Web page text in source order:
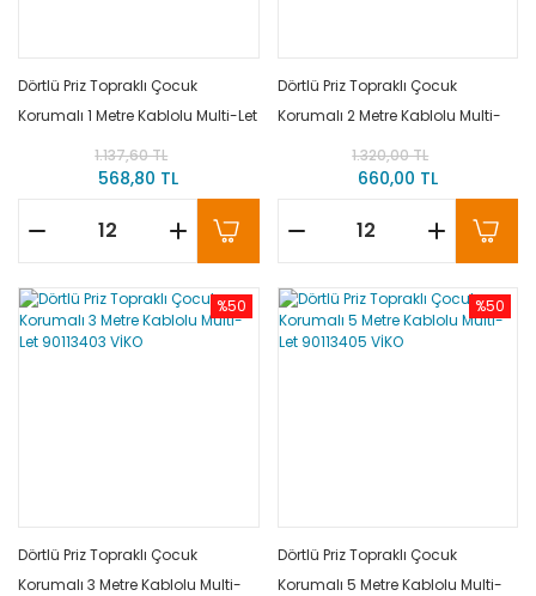
Dörtlü Priz Topraklı Çocuk
Korumalı 1 Metre Kablolu Multi-Let
90113401 VİKO1.137,60 TL
568,80 TL
Dörtlü Priz Topraklı Çocuk
Korumalı 2 Metre Kablolu Multi-
Let 90113402 VİKO
1.320,00 TL
660,00 TL
%50
Dörtlü Priz Topraklı Çocuk
Korumalı 3 Metre Kablolu Multi-
%50
Dörtlü Priz Topraklı Çocuk
Korumalı 5 Metre Kablolu Multi-